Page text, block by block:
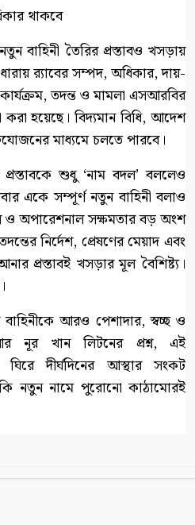
থাকবে
বাহিনী তৈরির প্রস্তাবও খসড়ায়
র‍্যাবের সম্পদ, অধিকার, দায়-
তদন্ত ও মামলা এসআরবির
করা হয়েছে। বিদ্যমান বিধি, আদেশ
মাধ্যমে চলতে পারবে।
প্রস্তাবকে শুধু ‘নাম বদল’ বললেও
একে সম্পূর্ণ নতুন বাহিনী বলাও
ও অপারেশনাল সক্ষমতার বড় অংশ
নির্দেশ, প্রেষণের মেয়াদ এবং
প্রস্তাবই খসড়ার মূল বৈশিষ্ট্য।
আরও পেশাদার, স্বচ্ছ ও
নূর খান লিটনের প্রশ্ন, এই
দীর্ঘদিনের আস্থার সংকট
নতুন নামে পুরোনো কাঠামোরই